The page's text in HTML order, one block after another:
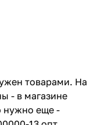
товарами. На
- в магазине
нужно еще -